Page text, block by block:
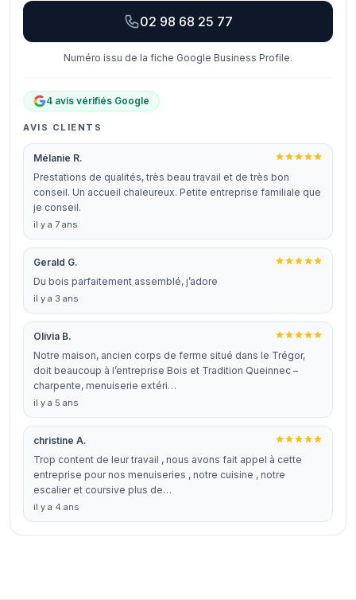
02 98 68 25 77
Numéro issu de la fiche Google Business Profile.
4 avis vérifiés Google
AVIS CLIENTS
Mélanie R.
Prestations de qualités, très beau travail et de très bon
conseil. Un accueil chaleureux. Petite entreprise familiale que
je conseil.
il y a 7 ans
Gerald G.
Du bois parfaitement assemblé, j’adore
il y a 3 ans
Olivia B.
Notre maison, ancien corps de ferme situé dans le Trégor,
doit beaucoup à l’entreprise Bois et Tradition Queinnec –
charpente, menuiserie extéri…
il y a 5 ans
christine A.
Trop content de leur travail , nous avons fait appel à cette
entreprise pour nos menuiseries , notre cuisine , notre
escalier et coursive plus de…
il y a 4 ans